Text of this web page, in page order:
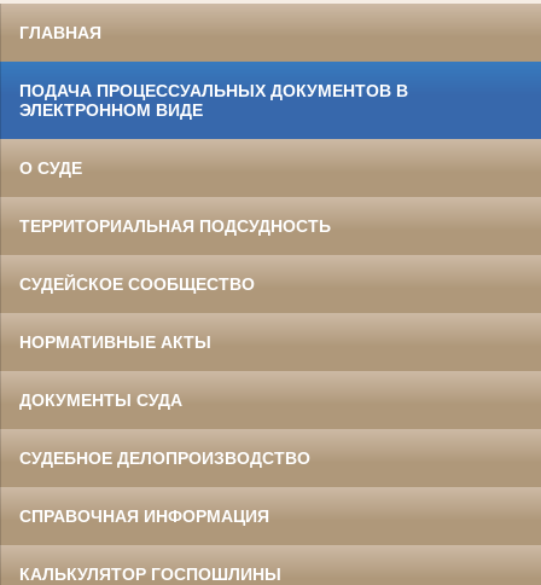
Адеева Асия Сулейманова
народный судья Тумутукского(ныне Азнакаевского) народного суда.
войны II степени.
ГЛАВНАЯ
ПОДАЧА ПРОЦЕССУАЛЬНЫХ ДОКУМЕНТОВ В
ЭЛЕКТРОННОМ ВИДЕ
О СУДЕ
ТЕРРИТОРИАЛЬНАЯ ПОДСУДНОСТЬ
СУДЕЙСКОЕ СООБЩЕСТВО
НОРМАТИВНЫЕ АКТЫ
ДОКУМЕНТЫ СУДА
СУДЕБНОЕ ДЕЛОПРОИЗВОДСТВО
СПРАВОЧНАЯ ИНФОРМАЦИЯ
КАЛЬКУЛЯТОР ГОСПОШЛИНЫ